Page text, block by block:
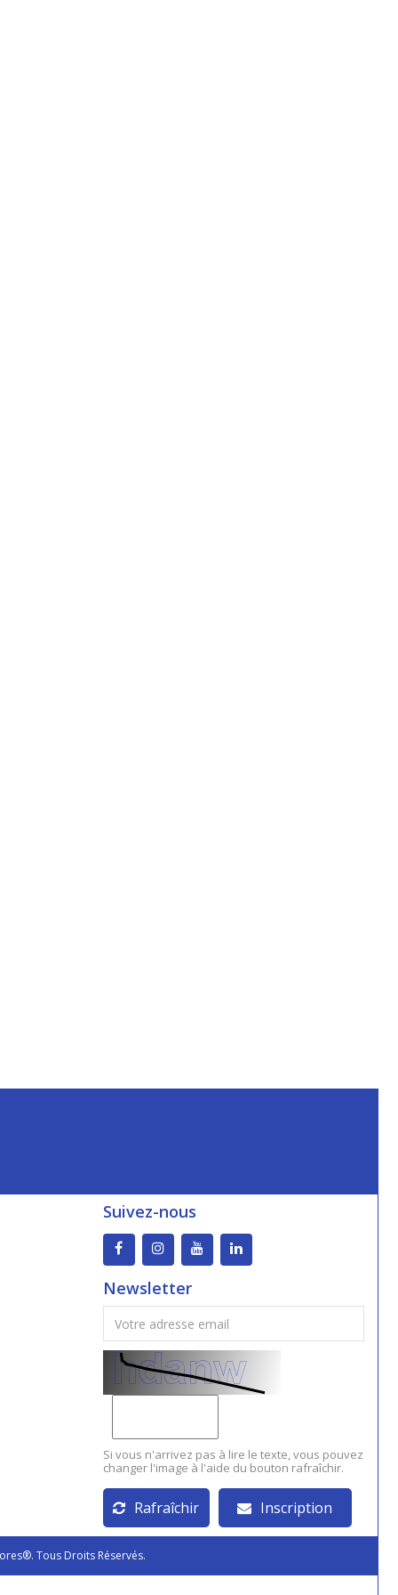
Suivez-nous
Newsletter
Si vous n'arrivez pas à lire le texte, vous pouvez
changer l'image à l'aide du bouton rafraîchir.
Rafraîchir Inscription
Tous Droits Réservés.